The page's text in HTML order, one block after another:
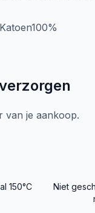
van je aankoop.
150°C
Niet